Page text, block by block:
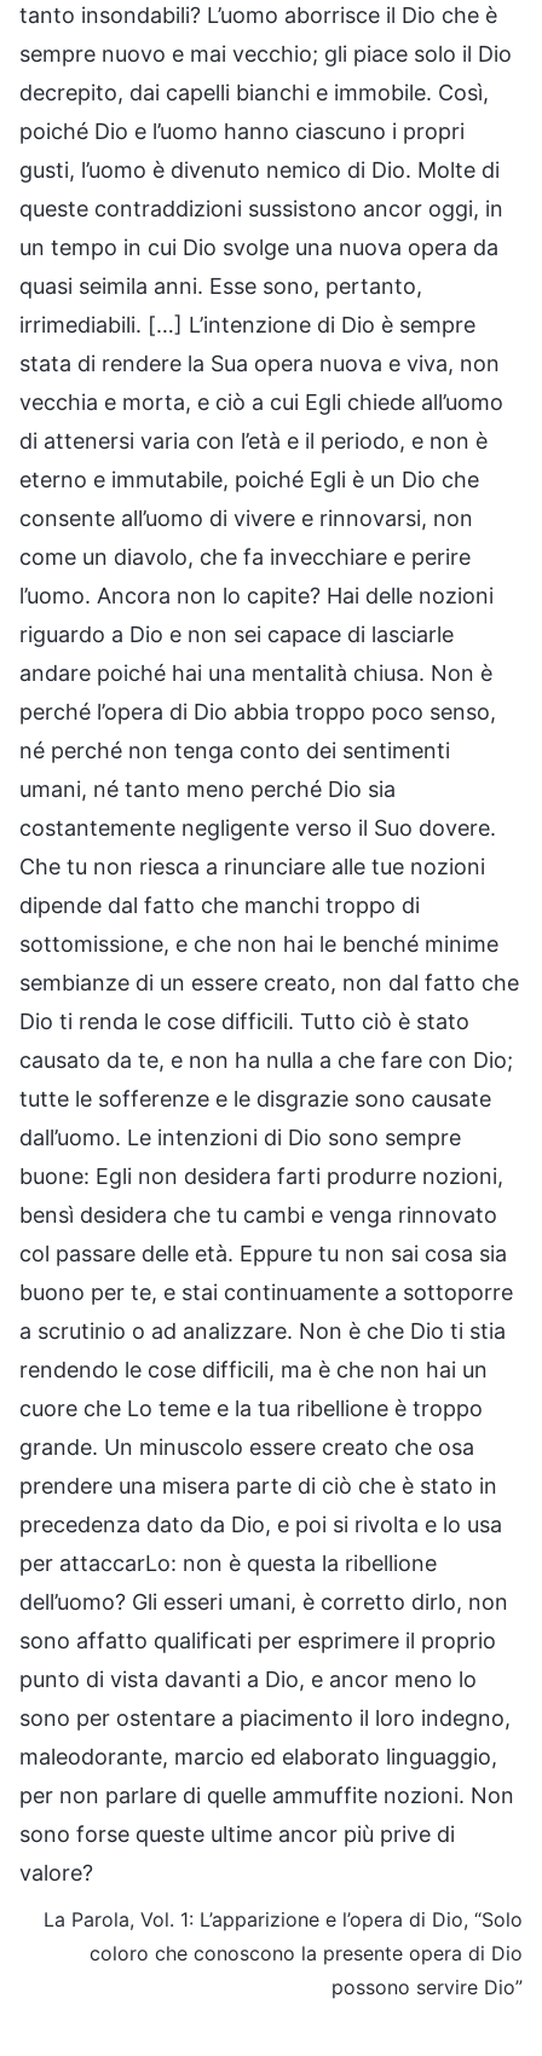
tanto insondabili? L’uomo aborrisce il Dio che è
sempre nuovo e mai vecchio; gli piace solo il Dio
decrepito, dai capelli bianchi e immobile. Così,
poiché Dio e l’uomo hanno ciascuno i propri
gusti, l’uomo è divenuto nemico di Dio. Molte di
queste contraddizioni sussistono ancor oggi, in
un tempo in cui Dio svolge una nuova opera da
quasi seimila anni. Esse sono, pertanto,
irrimediabili. […] L’intenzione di Dio è sempre
stata di rendere la Sua opera nuova e viva, non
vecchia e morta, e ciò a cui Egli chiede all’uomo
di attenersi varia con l’età e il periodo, e non è
eterno e immutabile, poiché Egli è un Dio che
consente all’uomo di vivere e rinnovarsi, non
come un diavolo, che fa invecchiare e perire
l’uomo. Ancora non lo capite? Hai delle nozioni
riguardo a Dio e non sei capace di lasciarle
andare poiché hai una mentalità chiusa. Non è
perché l’opera di Dio abbia troppo poco senso,
né perché non tenga conto dei sentimenti
umani, né tanto meno perché Dio sia
costantemente negligente verso il Suo dovere.
Che tu non riesca a rinunciare alle tue nozioni
dipende dal fatto che manchi troppo di
sottomissione, e che non hai le benché minime
sembianze di un essere creato, non dal fatto che
Dio ti renda le cose difficili. Tutto ciò è stato
causato da te, e non ha nulla a che fare con Dio;
tutte le sofferenze e le disgrazie sono causate
dall’uomo. Le intenzioni di Dio sono sempre
buone: Egli non desidera farti produrre nozioni,
bensì desidera che tu cambi e venga rinnovato
col passare delle età. Eppure tu non sai cosa sia
buono per te, e stai continuamente a sottoporre
a scrutinio o ad analizzare. Non è che Dio ti stia
rendendo le cose difficili, ma è che non hai un
cuore che Lo teme e la tua ribellione è troppo
grande. Un minuscolo essere creato che osa
prendere una misera parte di ciò che è stato in
precedenza dato da Dio, e poi si rivolta e lo usa
per attaccarLo: non è questa la ribellione
dell’uomo? Gli esseri umani, è corretto dirlo, non
sono affatto qualificati per esprimere il proprio
punto di vista davanti a Dio, e ancor meno lo
sono per ostentare a piacimento il loro indegno,
maleodorante, marcio ed elaborato linguaggio,
per non parlare di quelle ammuffite nozioni. Non
sono forse queste ultime ancor più prive di
valore?
La Parola, Vol. 1: L’apparizione e l’opera di Dio, “Solo
coloro che conoscono la presente opera di Dio
possono servire Dio”